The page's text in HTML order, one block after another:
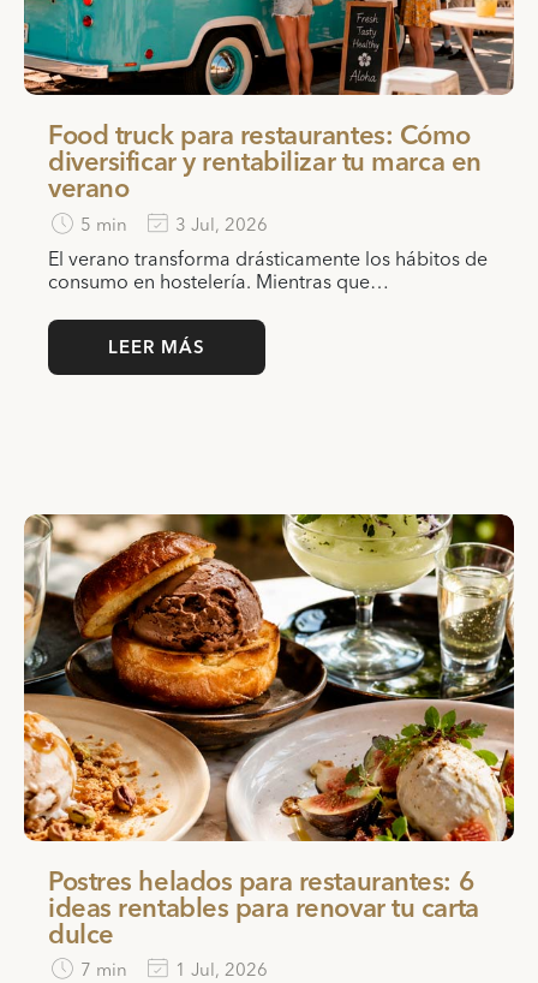
Food truck para restaurantes: Cómo
diversificar y rentabilizar tu marca en
verano
5 min 3 Jul, 2026
El verano transforma drásticamente los hábitos de
consumo en hostelería. Mientras que…
LEER MÁS
Postres helados para restaurantes: 6
ideas rentables para renovar tu carta
dulce
7 min 1 Jul, 2026